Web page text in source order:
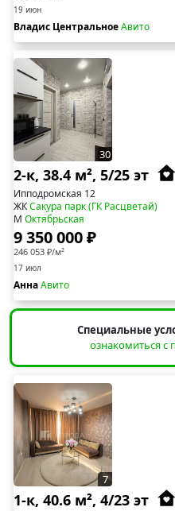
19 июн
Владис ЦентральноеАвито
30
2-к, 38.4 м², 5/25 эт
Ипподромская 12
ЖКСакура парк (ГК Расцветай)
М Октябрьская
9 350 000 ₽
246 053 ₽/м²
17 июл
АннаАвито
Специальные
ознакомиться с
7
1-к, 40.6 м², 4/23 эт